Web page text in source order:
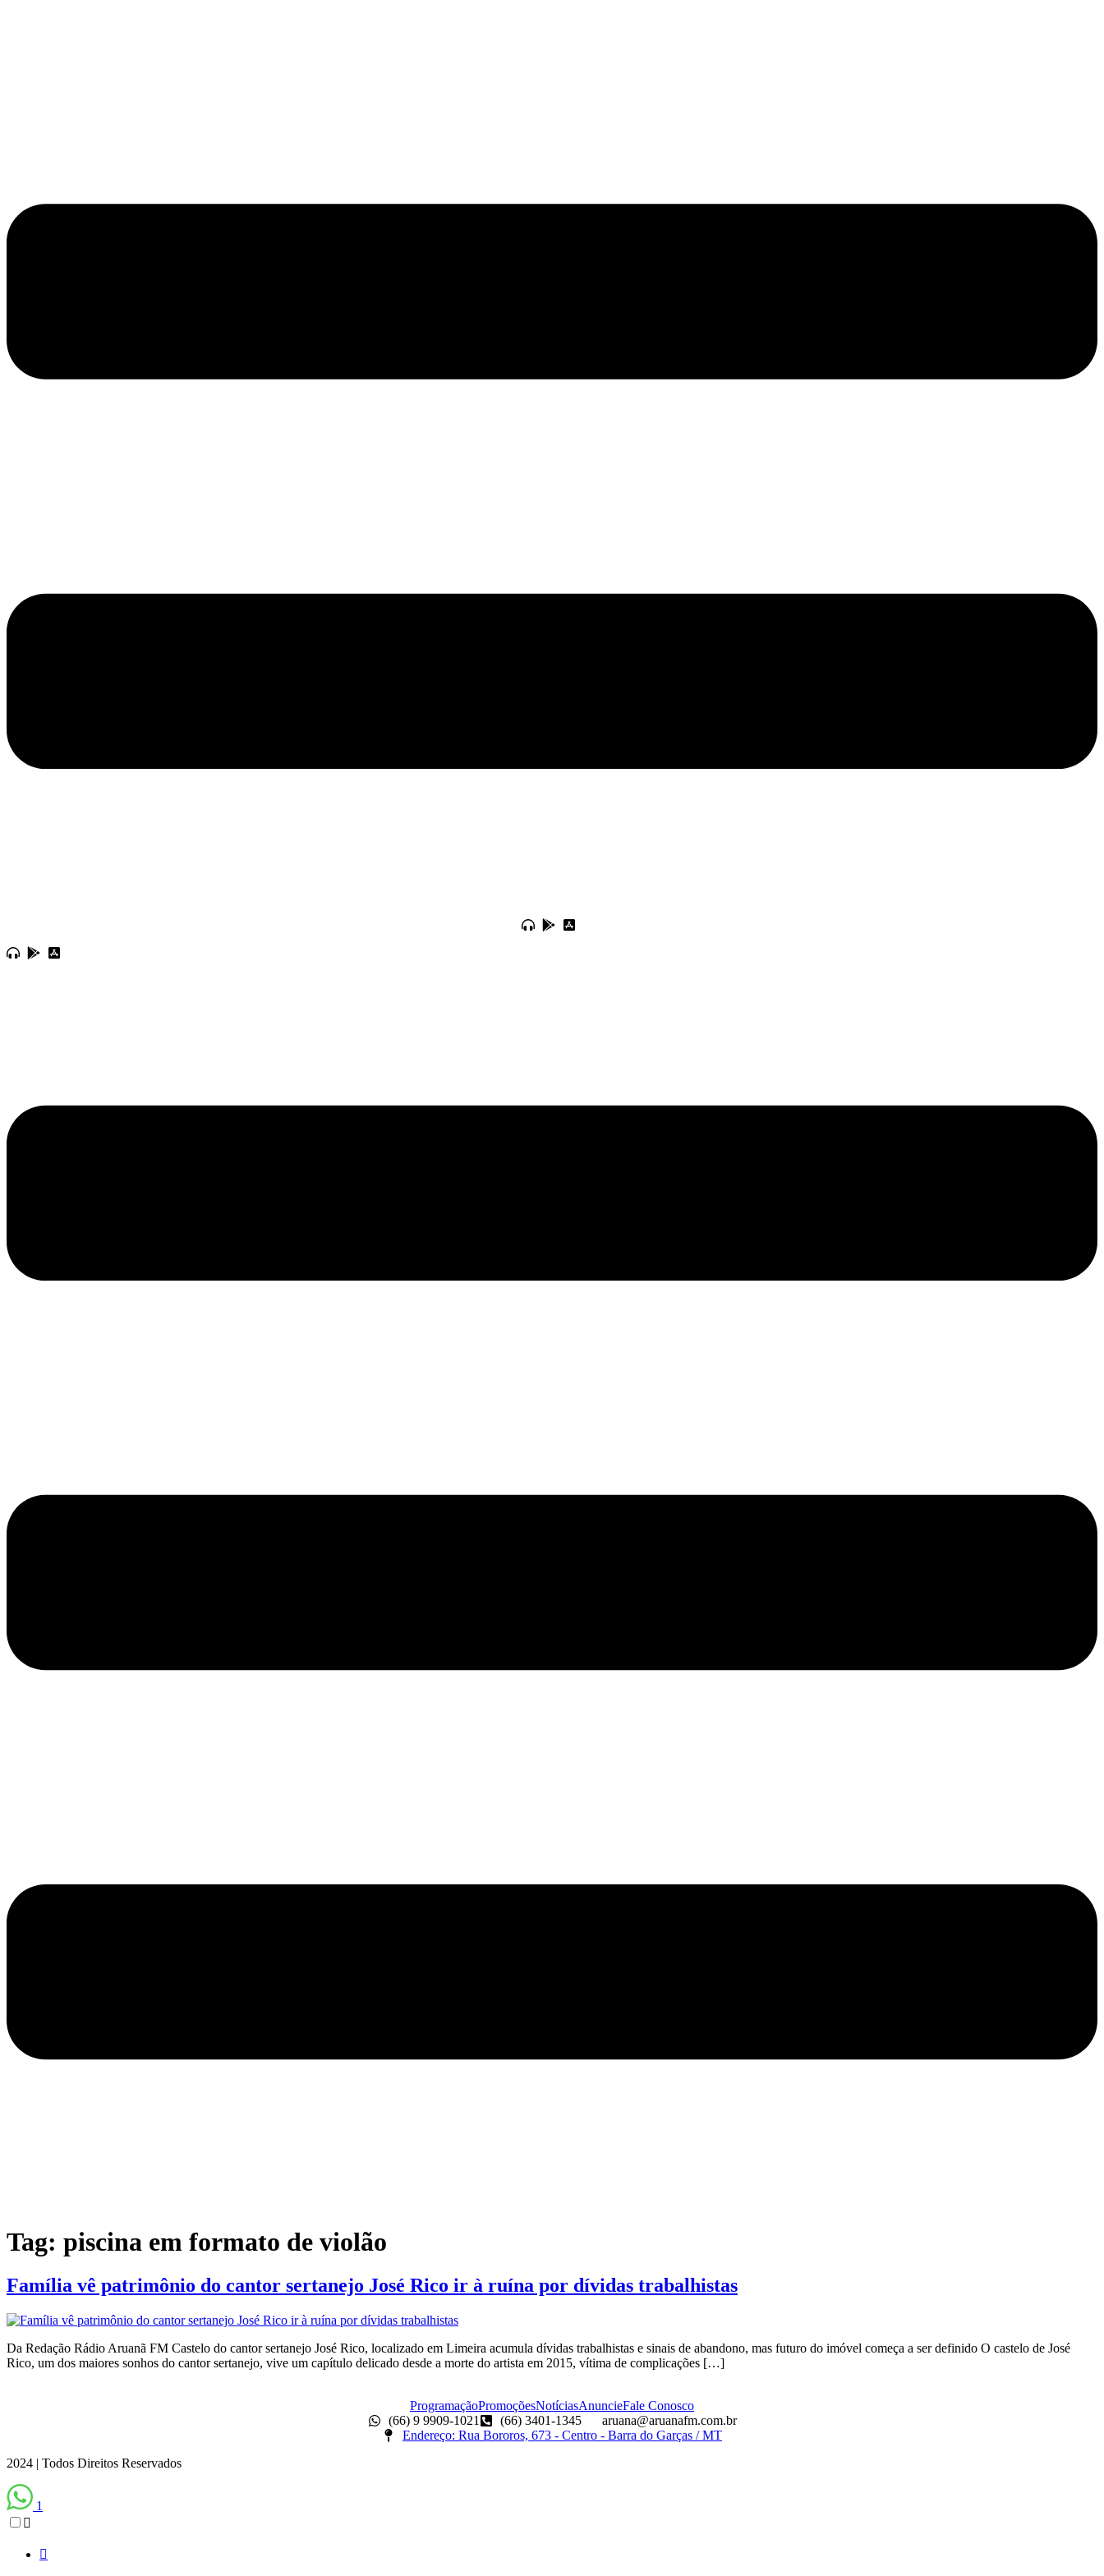
Tag: piscina em formato de violão
Família vê patrimônio do cantor sertanejo José Rico ir à ruína por dívidas trabalhistas
Da Redação Rádio Aruanã FM Castelo do cantor sertanejo José Rico, localizado em Limeira acumula dívidas trabalhistas e sinais de abandono, mas futuro do imóvel começa a ser definido O castelo de José
Rico, um dos maiores sonhos do cantor sertanejo, vive um capítulo delicado desde a morte do artista em 2015, vítima de complicações […]
ProgramaçãoPromoçõesNotíciasAnuncieFale Conosco
(66) 9 9909-1021
(66) 3401-1345
aruana@aruanafm.com.br
Endereço: Rua Bororos, 673 - Centro - Barra do Garças / MT
2024 | Todos Direitos Reservados
1